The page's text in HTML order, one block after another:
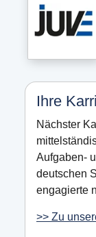
Ihre
Nächster
Aufgaben-
deutschen
engagierte
>> Zu